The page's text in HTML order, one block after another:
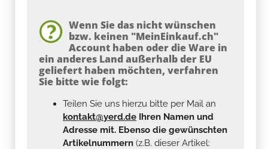
Wenn Sie das nicht wünschen
bzw. keinen "MeinEinkauf.ch"
Account haben oder die Ware in
ein anderes Land außerhalb der EU
geliefert haben möchten, verfahren
Sie bitte wie folgt:
Teilen Sie uns hierzu bitte per Mail an
kontakt@yerd.de Ihren Namen und
Adresse mit. Ebenso die gewünschten
Artikelnummern (z.B. dieser Artikel: